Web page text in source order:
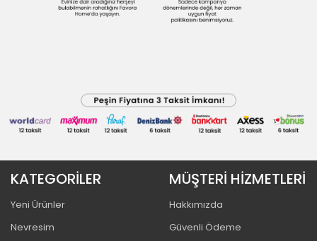
KATEGORİLER
Yeni Ürünler
Nevresim
MÜŞTERİ HİZMETLERİ
Hakkımızda
Güvenli Ödeme